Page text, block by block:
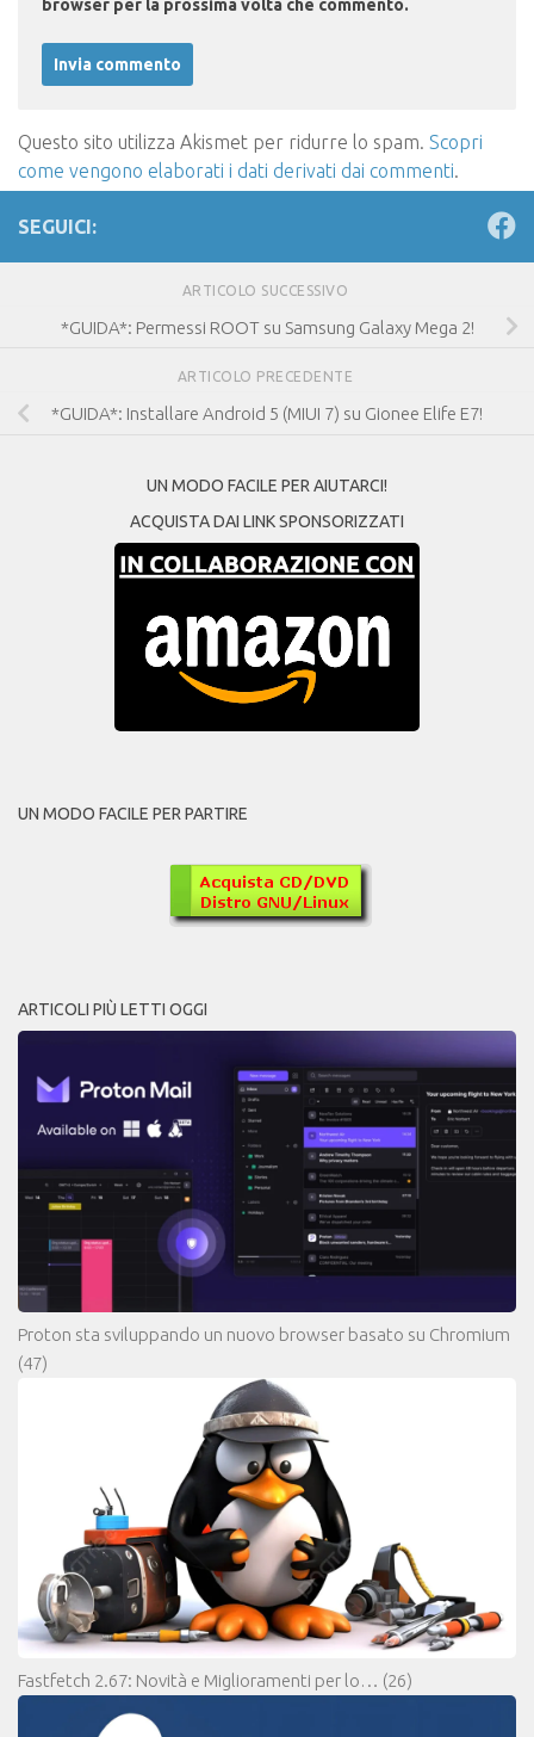
browser per la prossima volta che commento.
Questo sito utilizza Akismet per ridurre lo spam. Scopri
come vengono elaborati i dati derivati dai commenti
SEGUICI:
ARTICOLO SUCCESSIVO
*GUIDA*: Permessi ROOT su Samsung Galaxy Mega 2!
ARTICOLO PRECEDENTE
*GUIDA*: Installare Android 5 (MIUI 7) su Gionee Elife E7!
UN MODO FACILE PER AIUTARCI!
ACQUISTA DAI LINK SPONSORIZZATI
UN MODO FACILE PER PARTIRE
ARTICOLI PIÙ LETTI OGGI
Proton sta sviluppando un nuovo browser basato su Chromium
(47)
Fastfetch 2.67: Novità e Miglioramenti per lo… (26)